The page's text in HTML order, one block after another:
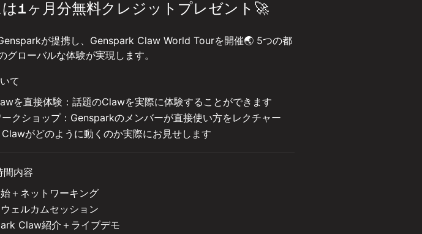
1ヶ月分無料クレジットプレゼント🚀
が提携し、Genspark Claw World Tourを開催🌏 5つの都
グローバルな体験が実現します。
て
を直接体験：話題のClawを実際に体験することができます
クショップ：Gensparkのメンバーが直接使い方をレクチャー
がどのように動くのか実際にお見せします
間内容
＋ネットワーキング
ェルカムセッション
Claw紹介＋ライブデモ